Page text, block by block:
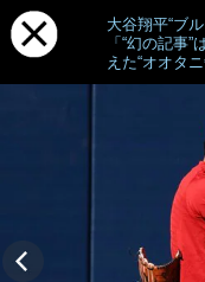
大谷翔平“ブ
「“幻の記事
えた“オオタ